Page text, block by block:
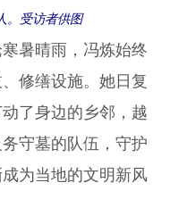
。受访者供图
暑晴雨，冯炼始终
修缮设施。她日复
了身边的乡邻，越
守墓的队伍，守护
为当地的文明新风